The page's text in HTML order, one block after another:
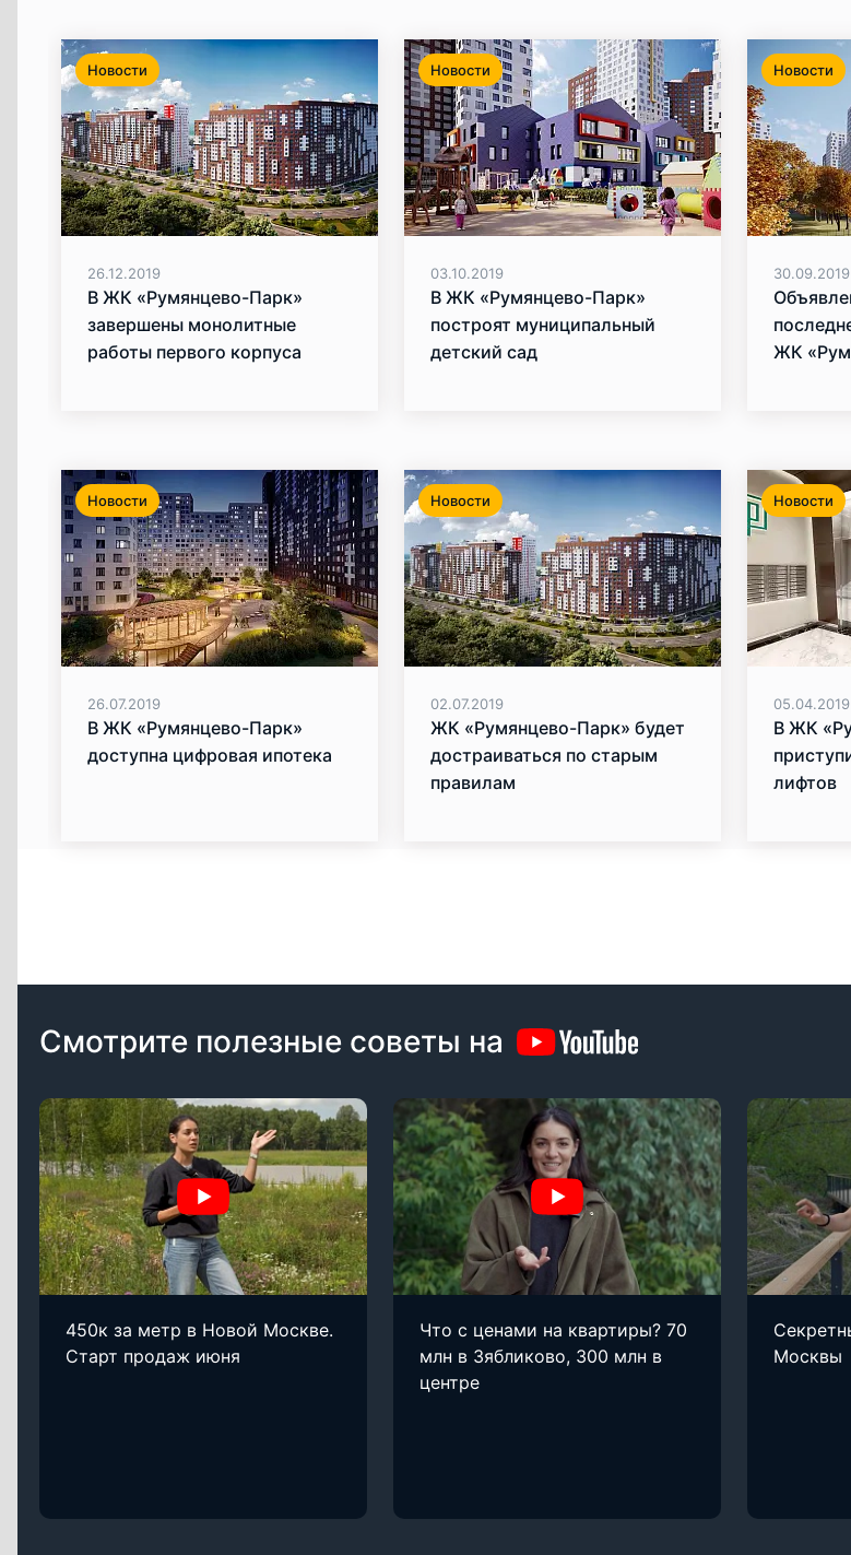
Новости
26.12.2019
В ЖК «Румянцево-Парк»
завершены монолитные
работы первого корпуса
Новости
03.10.2019
В ЖК «Румянцево-Парк»
построят муниципальный
детский сад
Новости
30.09.2019
ЖК
Новости
26.07.2019
В ЖК «Румянцево-Парк»
доступна цифровая ипотека
Новости
02.07.2019
ЖК «Румянцево-Парк» будет
достраиваться по старым
правилам
Новости
05.04.2019
В ЖК
лифтов
Смотрите полезные советы на
450к за метр в Новой Москве.
Старт продаж июня
Что с ценами на квартиры? 70
млн в Зябликово, 300 млн в
центре
Москвы